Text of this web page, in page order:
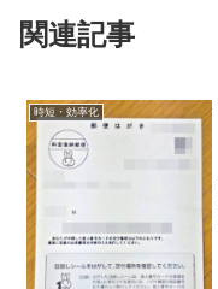
関連記事
時短・効率化